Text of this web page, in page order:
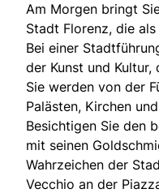
Am Morgen bringt
Stadt Florenz, die
Bei einer
der Kunst und
Sie werden von der
Palästen, Kirchen
Besichtigen Sie den
mit seinen
Wahrzeichen der
Vecchio an der